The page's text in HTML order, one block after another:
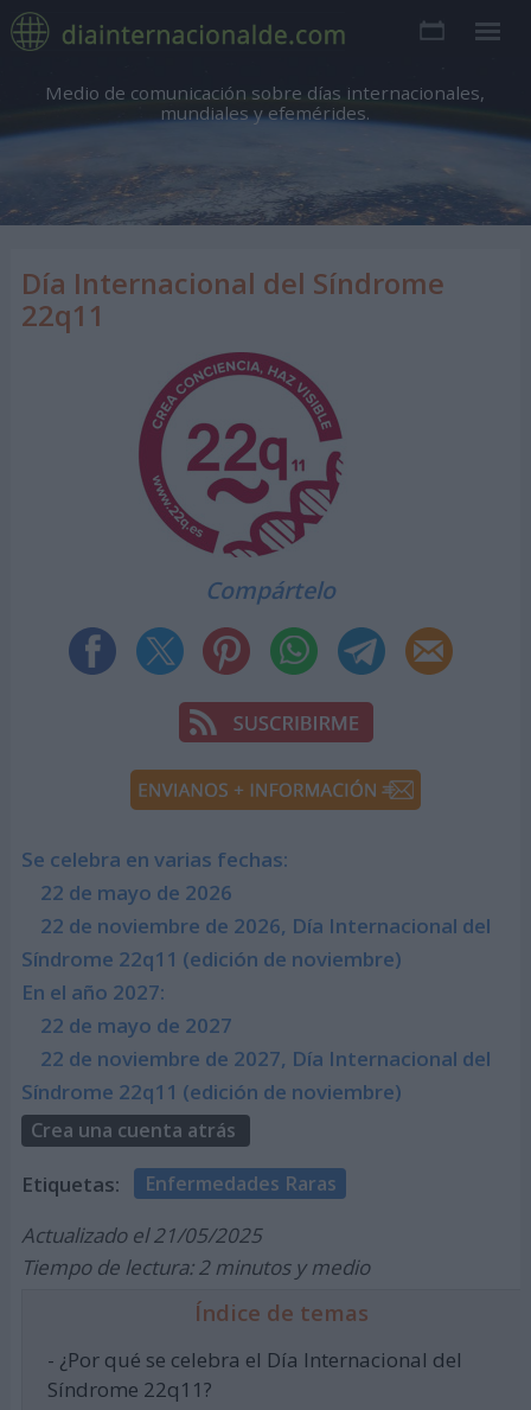
Medio de comunicación sobre días internacionales,
mundiales y efemérides.
Día Internacional del Síndrome
22q11
Compártelo
Se celebra en varias fechas:
22 de mayo de 2026
22 de noviembre de 2026, Día Internacional del
Síndrome 22q11 (edición de noviembre)
En el año 2027:
22 de mayo de 2027
22 de noviembre de 2027, Día Internacional del
Síndrome 22q11 (edición de noviembre)
Crea una cuenta atrás
Etiquetas: Enfermedades Raras
Actualizado el 21/05/2025
Tiempo de lectura: 2 minutos y medio
Índice de temas
- ¿Por qué se celebra el Día Internacional del
Síndrome 22q11?